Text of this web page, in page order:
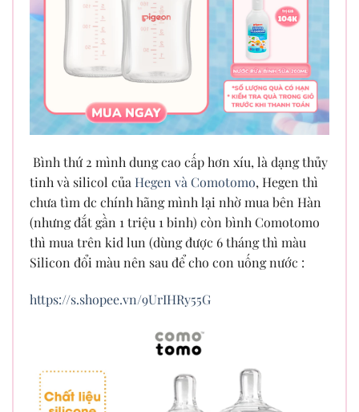
Bình thứ 2 mình dung cao cấp hơn xíu, là dạng thủy
tinh và silicol của Hegen và Comotomo, Hegen thì
chưa tìm dc chính hãng mình lại nhờ mua bên Hàn
(nhưng đắt gần 1 triệu 1 binh) còn bình Comotomo
thì mua trên kid lun (dùng được 6 tháng thì màu
Silicon đổi màu nên sau để cho con uống nước :
https://s.shopee.vn/9UrIHRy55G